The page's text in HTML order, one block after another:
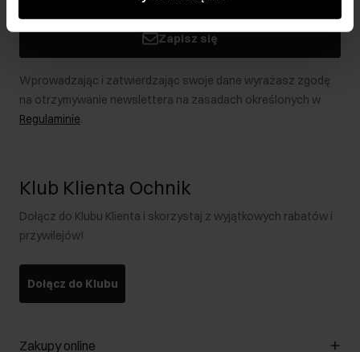
podczas korzystania z ich usług.
Zapisz się
Wprowadzając i zatwierdzając swoje dane wyrażasz zgodę
na otrzymywanie newslettera na zasadach określonych w
Regulaminie.
Klub Klienta Ochnik
Dołącz do Klubu Klienta i skorzystaj z wyjątkowych rabatów i
przywilejów!
Dołącz do Klubu
Zakupy online